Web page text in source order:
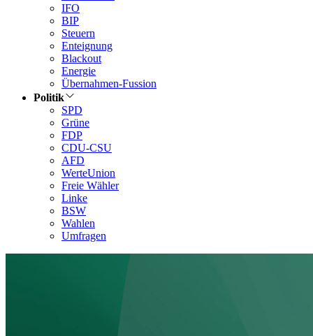
IFO
BIP
Steuern
Enteignung
Blackout
Energie
Übernahmen-Fussion
Politik
SPD
Grüne
FDP
CDU-CSU
AFD
WerteUnion
Freie Wähler
Linke
BSW
Wahlen
Umfragen